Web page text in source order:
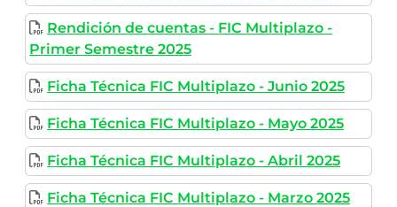
Rendición de cuentas - FIC Multiplazo -
Primer Semestre 2025
Ficha Técnica FIC Multiplazo - Junio 2025
Ficha Técnica FIC Multiplazo - Mayo 2025
Ficha Técnica FIC Multiplazo - Abril 2025
Ficha Técnica FIC Multiplazo - Marzo 2025